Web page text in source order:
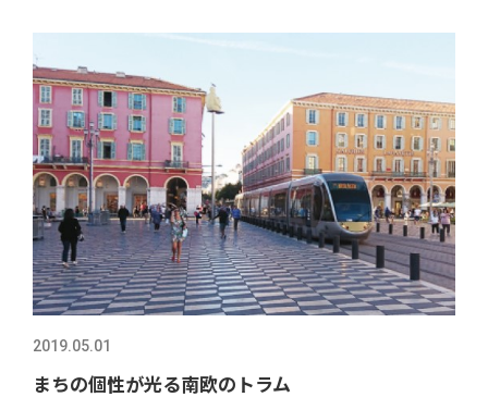
2019.05.01
まちの個性が光る南欧のトラム